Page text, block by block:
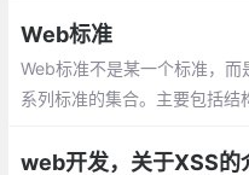
说是应该解决的。
Web标准
Web标准不是某一个标准，
系列标准的集合。主要包括
web开发，关于XSS的